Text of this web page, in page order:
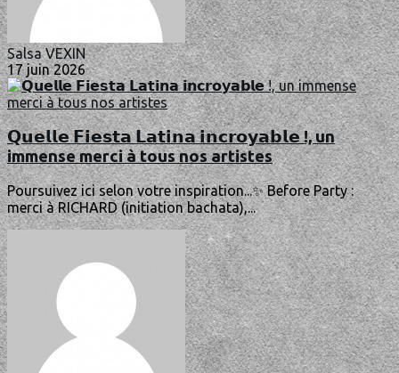
Salsa VEXIN
17 juin 2026
𝗤𝘂𝗲𝗹𝗹𝗲 𝗙𝗶𝗲𝘀𝘁𝗮 𝗟𝗮𝘁𝗶𝗻𝗮 𝗶𝗻𝗰𝗿𝗼𝘆𝗮𝗯𝗹𝗲 !, un
immense merci à tous nos artistes
Poursuivez ici selon votre inspiration...✨ Before Party :
merci à RICHARD (initiation bachata),...